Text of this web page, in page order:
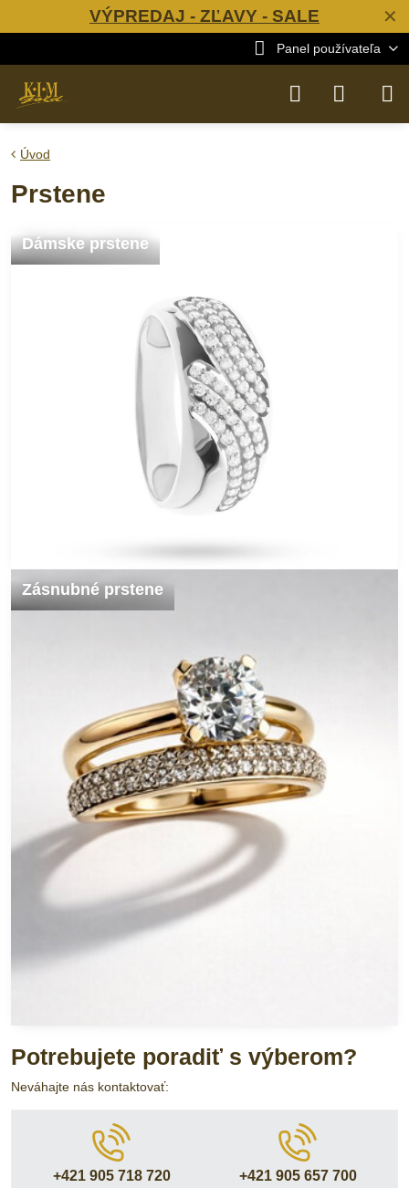
✕
VÝPREDAJ - ZĽAVY - SALE
Panel používateľa
Úvod
Prstene
Dámske prstene
Zásnubné prstene
Potrebujete poradiť s výberom?
Neváhajte nás kontaktovať:
+421 905 718 720 +421 905 657 700